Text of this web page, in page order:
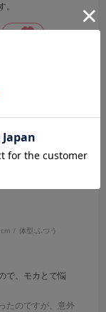
。
Like! 0
体型: ふつう
で、モカとで悩
たのですが、意外